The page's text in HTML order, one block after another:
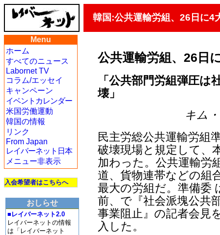
韓国:公共運輸労組、26日に4
Menu
ホーム
すべてのニュース
Labornet TV
コラム/エッセイ
キャンペーン
イベントカレンダー
米国労働運動
韓国の情報
リンク
From Japan
レイバーネット日本
メニュー非表示
入会希望者はこちらへ
おしらせ
■レイバーネット2.0
レイバーネットの情報
は「レイバーネット
公共運輸労組、26日
「公共部門労組弾圧は
壊」
キム
民主労総公共運輸労組
破壊現場と規定して、
加わった。公共運輸労
道、貨物連帯などの組
最大の労組だ。準備委
前、で『社会派塊公共
事業阻止』の記者会見
入した。